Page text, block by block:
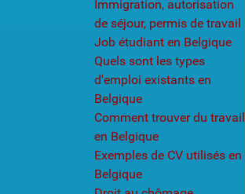
Immigration, autorisation
de séjour, permis de travail
Job étudiant en Belgique
Quels sont les types
d'emploi existants en
Belgique
Comment trouver du travail
en Belgique
Exemples de CV utilisés en
Belgique